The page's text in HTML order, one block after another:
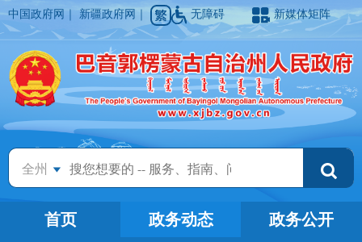
中国政府网 ｜新疆政府网 ｜ 无障碍 新媒体矩阵
全州
首页 政务动态
政务公开